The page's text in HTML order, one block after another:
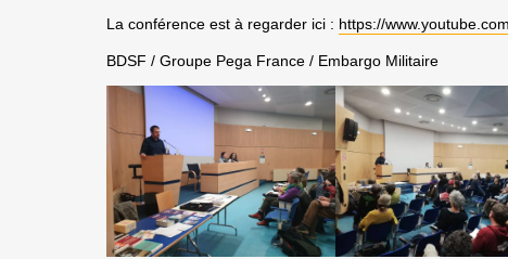
La conférence est à regarder ici : https://
BDSF / Groupe Pega France / Embargo Militaire